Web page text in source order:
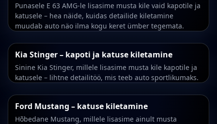
Punasele E 63 AMG-le lisasime musta kile vaid kapotile ja
katusele – hea näide, kuidas detailide kiletamine
muudab auto näo ilma kogu keret ümber tegemata.
Kia Stinger – kapoti ja katuse kiletamine
Sinine Kia Stinger, millele lisasime musta kile kapotile ja
katusele – lihtne detailitöö, mis teeb auto sportlikumaks.
Ford Mustang – katuse kiletamine
Hõbedane Mustang, millele lisasime ainult musta